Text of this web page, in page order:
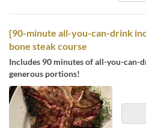
[90-minute all-you-can-drink
bone steak course
Includes 90 minutes of all-you-
generous portions!